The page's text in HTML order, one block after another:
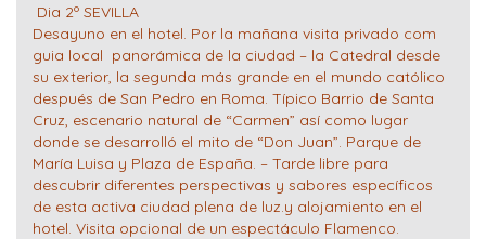
Dia 2º SEVILLA
Desayuno en el hotel. Por la mañana visita privado com
guia local panorámica de la ciudad – la Catedral desde
su exterior, la segunda más grande en el mundo católico
después de San Pedro en Roma. Típico Barrio de Santa
Cruz, escenario natural de “Carmen” así como lugar
donde se desarrolló el mito de “Don Juan”. Parque de
María Luisa y Plaza de España. – Tarde libre para
descubrir diferentes perspectivas y sabores específicos
de esta activa ciudad plena de luz.y alojamiento en el
hotel. Visita opcional de un espectáculo Flamenco.